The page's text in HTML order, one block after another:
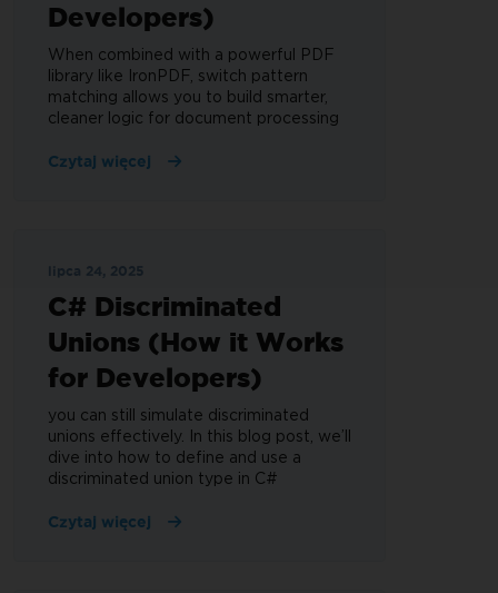
Developers)
When combined with a powerful PDF
library like IronPDF, switch pattern
matching allows you to build smarter,
cleaner logic for document processing
Czytaj więcej
lipca 24, 2025
C# Discriminated
Unions (How it Works
for Developers)
you can still simulate discriminated
unions effectively. In this blog post, we’ll
dive into how to define and use a
discriminated union type in C#
Czytaj więcej